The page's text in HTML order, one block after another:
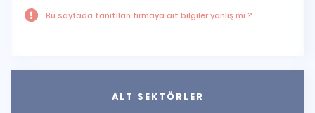
Bu sayfada tanıtılan firmaya ait bilgiler yanlış mı ?
ALT SEKTÖRLER